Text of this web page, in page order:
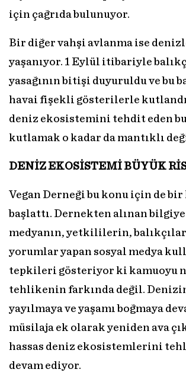
için çağrıda bulunuyor.
Bir diğer vahşi avlanma ise
yaşanıyor. 1 Eylül itibariyle
yasağının bitişi duyuruldu ve bu
havai fişekli gösterilerle
deniz ekosistemini tehdit eden
kutlamak o kadar da mantıklı
DENİZ EKOSİSTEMİ BÜYÜK
Vegan Derneği bu konu için de bir
başlattı. Dernekten alınan
medyanın, yetkililerin,
yorumlar yapan sosyal medya
tepkileri gösteriyor ki kamuoyu
tehlikenin farkında değil.
yayılmaya ve yaşamı boğmaya
müsilaja ek olarak yeniden ava
hassas deniz ekosistemlerini
devam ediyor.